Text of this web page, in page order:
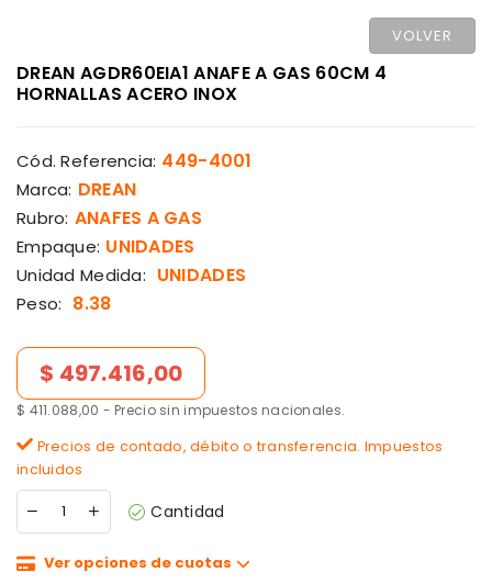
VOLVER
DREAN AGDR60EIA1 ANAFE A GAS 60CM 4
HORNALLAS ACERO INOX
Cód. Referencia: 449-4001
Marca: DREAN
Rubro: ANAFES A GAS
Empaque: UNIDADES
Unidad Medida: UNIDADES
Peso: 8.38
Precio de lista
$ 497.416,00
$ 411.088,00 - Precio sin impuestos nacionales.
Precios de contado, débito o transferencia. Impuestos
incluidos
Cantidad
Ver opciones de cuotas